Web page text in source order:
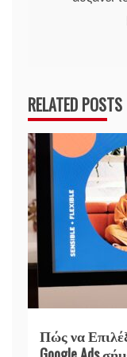
RELATED POSTS
Πώς να